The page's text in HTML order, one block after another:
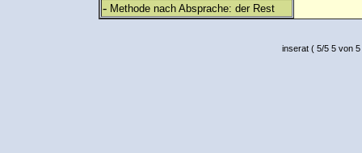
- Methode nach Absprache: der Rest
inserat( 5/5 5 von 5